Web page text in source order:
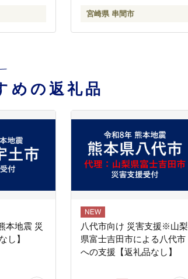
宮崎県 串間市
めの返礼品
本地震 災
し】
八代市向け 災害支援※山梨
県富士吉田市による八代市
への支援【返礼品なし】